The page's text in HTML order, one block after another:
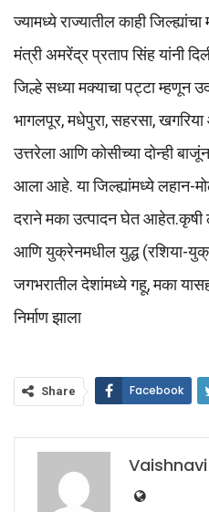
ज्यामध्ये राज्यातील काही
मंत्री अमरेंद्र प्रताप सिंह यांनी
जिल्हे सध्या मक्याचा पट्टा म्हणून
भागलपूर, मधेपुरा, सहरसा,
उत्तरेला आणि कोसीच्या दोन्ही
आला आहे. या जिल्ह्यांमध्ये लहान-
दराने मका उत्पादन घेत आहेत.कृषी
आणि युक्रेनमधील युद्ध (रशिया-
जगभरातील देशांमध्ये गहू, मका
निर्माण झाला
Share Facebook